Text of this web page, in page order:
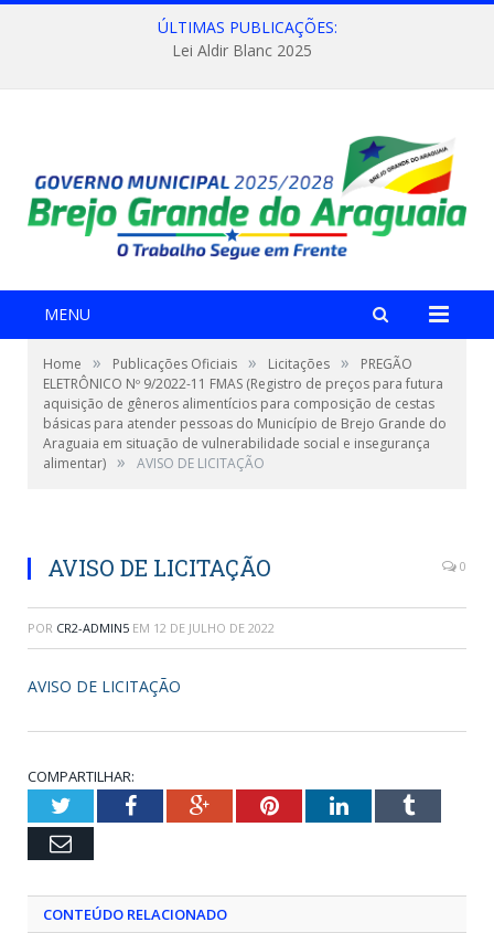
ÚLTIMAS PUBLICAÇÕES:
Lei Aldir Blanc 2025
MENU
Home » Publicações Oficiais » Licitações »
PREGÃO
ELETRÔNICO Nº 9/2022-11 FMAS (Registro de preços para futura
aquisição de gêneros alimentícios para composição de cestas
básicas para atender pessoas do Município de Brejo Grande do
Araguaia em situação de vulnerabilidade social e insegurança
alimentar) » AVISO DE LICITAÇÃO
AVISO DE LICITAÇÃO 0
POR CR2-ADMIN5 EM 12 DE JULHO DE 2022
AVISO DE LICITAÇÃO
COMPARTILHAR:
TwitterFacebookGoogle+PinterestLinkedInTumblr
Email
CONTEÚDO RELACIONADO